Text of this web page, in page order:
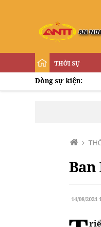
THỜI SỰ
Dòng sự kiện:
14/08/2021